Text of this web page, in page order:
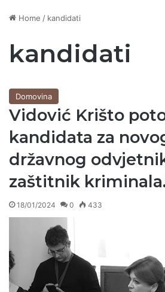
Home / kandidati
kandidati
Domovina
Vidović Krišto
kandidata za
državnog
zaštitnik
18/01/2024 0 433